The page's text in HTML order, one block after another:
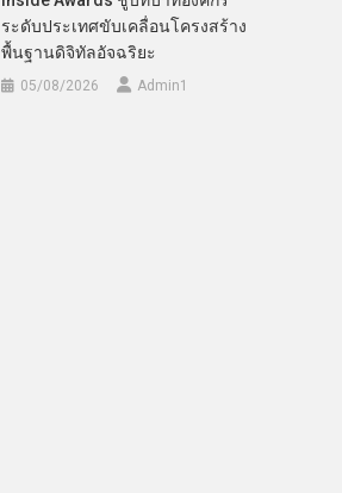
ระดับประเทศขับเคลื่อนโครงสร้าง
พื้นฐานดิจิทัลอัจฉริยะ
05/08/2026 Admin​1